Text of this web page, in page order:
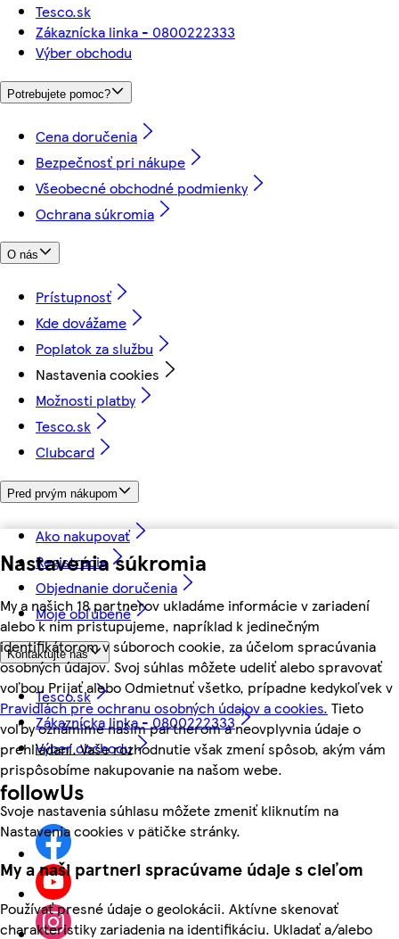
Nastavenia súkromia
My a našich 18 partnerov ukladáme informácie v zariadení
alebo k nim pristupujeme, napríklad k jedinečným
identifikátorom v súboroch cookie, za účelom spracúvania
osobných údajov. Svoj súhlas môžete udeliť alebo spravovať
voľbou Prijať alebo Odmietnuť všetko, prípadne kedykoľvek v
Pravidlách pre ochranu osobných údajov a cookies. Tieto
voľby oznámime našim partnerom a neovplyvnia údaje o
prehliadaní. Vaše rozhodnutie však zmení spôsob, akým vám
prispôsobíme nakupovanie na našom webe.
Svoje nastavenia súhlasu môžete zmeniť kliknutím na
Nastavenia cookies v pätičke stránky.
My a naši partneri spracúvame údaje s cieľom
Používať presné údaje o geolokácii. Aktívne skenovať
charakteristiky zariadenia na identifikáciu. Ukladať a/alebo
Tesco.sk
Zákaznícka linka - 0800222333
Výber obchodu
Potrebujete pomoc?
Cena doručenia
Bezpečnosť pri nákupe
Všeobecné obchodné podmienky
Ochrana súkromia
O nás
Prístupnosť
Kde dovážame
Poplatok za službu
Nastavenia cookies
Možnosti platby
Tesco.sk
Clubcard
Pred prvým nákupom
Ako nakupovať
Registrácia
Objednanie doručenia
Moje obľúbené
Kontaktujte nás
Tesco.sk
Zákaznícka linka - 0800222333
Výber obchodu
followUs